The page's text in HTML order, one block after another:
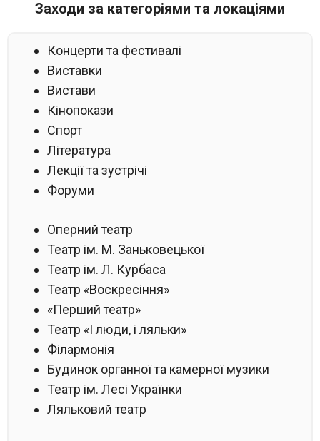
Заходи за категоріями та локаціями
Концерти та фестивалі
Виставки
Вистави
Кінопокази
Спорт
Література
Лекції та зустрічі
Форуми
Оперний театр
Театр ім. М. Заньковецької
Театр ім. Л. Курбаса
Театр «Воскресіння»
«Перший театр»
Театр «І люди, і ляльки»
Філармонія
Будинок органної та камерної музики
Театр ім. Лесі Українки
Ляльковий театр